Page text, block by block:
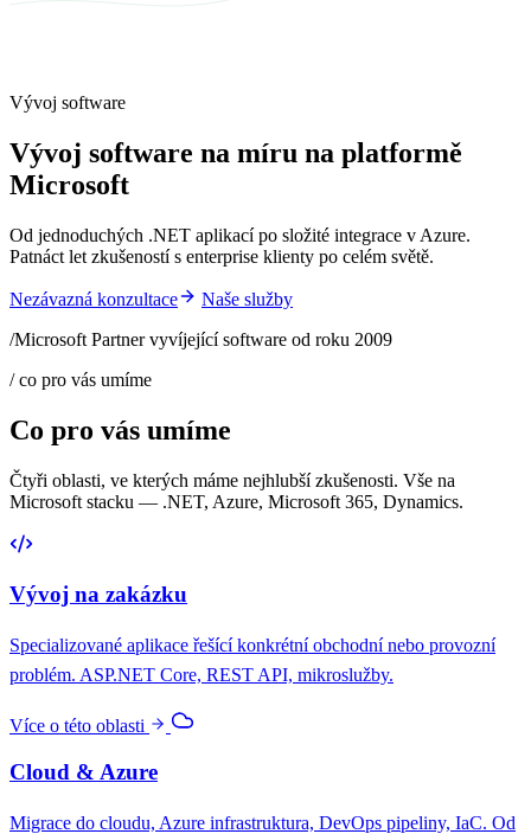
Vývoj software
Vývoj software na míru na platformě
Microsoft
Od jednoduchých .NET aplikací po složité integrace v Azure.
Patnáct let zkušeností s enterprise klienty po celém světě.
Nezávazná konzultace
Naše služby
/Microsoft Partner vyvíjející software od roku 2009
/ co pro vás umíme
Co pro vás umíme
Čtyři oblasti, ve kterých máme nejhlubší zkušenosti. Vše na
Microsoft stacku — .NET, Azure, Microsoft 365, Dynamics.
Vývoj na zakázku
Specializované aplikace řešící konkrétní obchodní nebo provozní
problém. ASP.NET Core, REST API, mikroslužby.
Více o této oblasti
Cloud & Azure
Migrace do cloudu, Azure infrastruktura, DevOps pipeliny, IaC. Od